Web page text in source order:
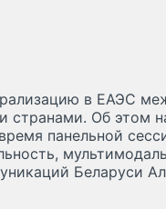
в ЕАЭС
странами. Об этом
панельной
Беларуси